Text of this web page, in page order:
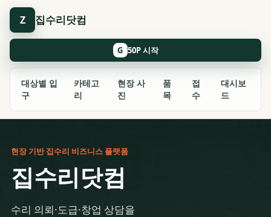
Z 집수리닷컴
대상별 입
구
카테고
리
현장 사
진
품
목
접
수
대시보
드
G
현장 기반 집수리 비즈니스 플랫폼
집수리닷컴
수리 의뢰·도급·창업 상담을